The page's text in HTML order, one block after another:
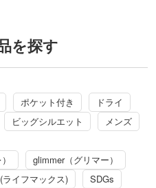
を探す
ポケット付き
ドライ
ビッグシルエット
メンズ
glimmer（グリマー）
イフマックス)
SDGs